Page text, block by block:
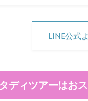
LINE公式
ディツアーはおス